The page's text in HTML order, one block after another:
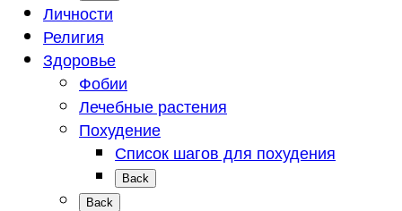
Личности
Религия
Здоровье
Фобии
Лечебные растения
Похудение
Список шагов для похудения
Back
Back